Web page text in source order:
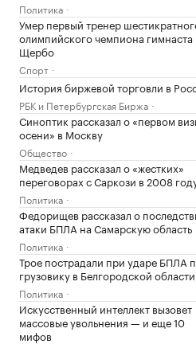
Политика
Умер первый тренер
олимпийского чемпиона гимнаста
Щербо
Спорт
История биржевой торговли в
РБК и Петербургская Биржа
Синоптик рассказал о «первом
осени» в Москву
Общество
Медведев рассказал о «жестких»
переговорах с Саркози в 2008
Политика
Федорищев рассказал о
атаки БПЛА на Самарскую область
Политика
Трое пострадали при ударе БПЛА
грузовику в Белгородской области
Политика
Искусственный интеллект вызовет
массовые увольнения — и еще 10
мифов